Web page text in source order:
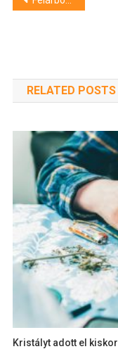
RELATED POSTS
Kristályt adott el